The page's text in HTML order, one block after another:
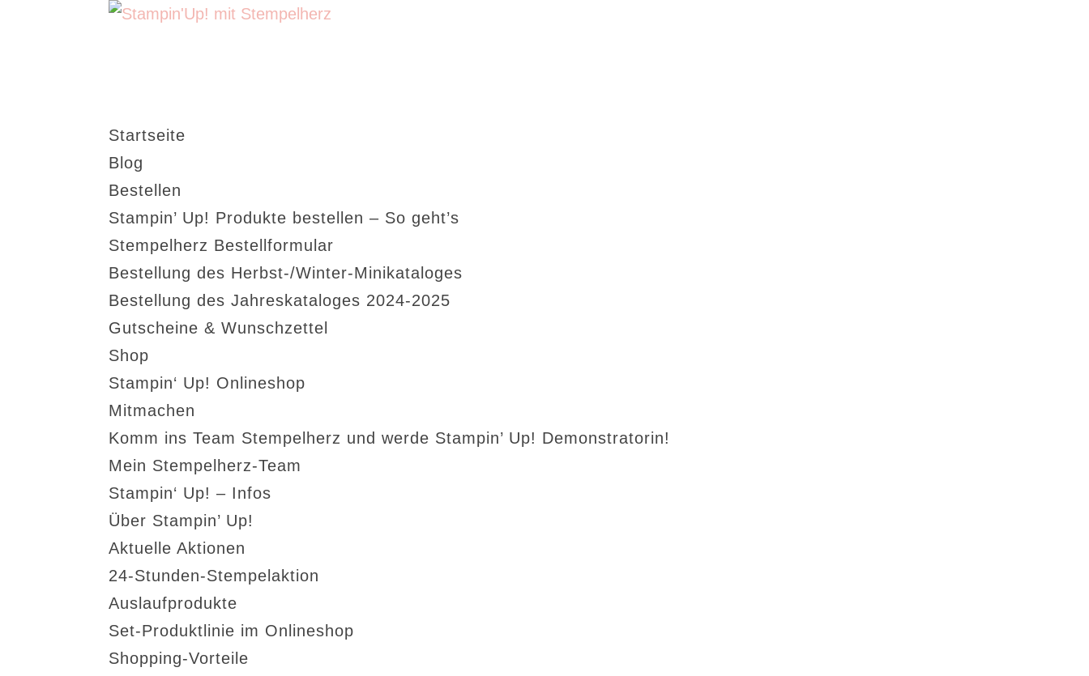
Startseite
Blog
Bestellen
Stampin’ Up! Produkte bestellen – So geht’s
Stempelherz Bestellformular
Bestellung des Herbst-/Winter-Minikataloges
Bestellung des Jahreskataloges 2024-2025
Gutscheine & Wunschzettel
Shop
Stampin‘ Up! Onlineshop
Mitmachen
Komm ins Team Stempelherz und werde Stampin’ Up! Demonstratorin!
Mein Stempelherz-Team
Stampin‘ Up! – Infos
Über Stampin’ Up!
Aktuelle Aktionen
24-Stunden-Stempelaktion
Auslaufprodukte
Set-Produktlinie im Onlineshop
Shopping-Vorteile